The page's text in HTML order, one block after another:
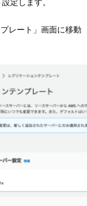
レート」画面に移動